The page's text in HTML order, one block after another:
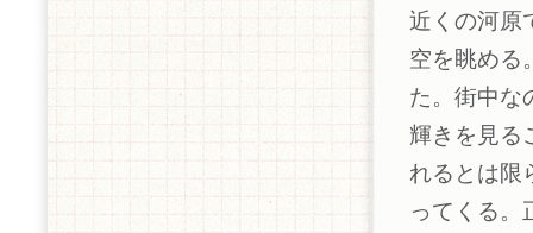
近くの河原
空を眺める
た。街中な
輝きを見る
れるとは限
ってくる。